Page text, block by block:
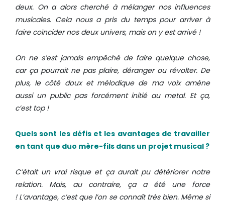
deux. On a alors cherché à mélanger nos influences
musicales. Cela nous a pris du temps pour arriver à
faire coïncider nos deux univers, mais on y est arrivé !
On ne s’est jamais empêché de faire quelque chose,
car ça pourrait ne pas plaire, déranger ou révolter. De
plus, le côté doux et mélodique de ma voix amène
aussi un public pas forcément initié au metal. Et ça,
c’est top !
Quels sont les défis et les avantages de travailler
en tant que duo mère-fils dans un projet musical ?
C’était un vrai risque et ça aurait pu détériorer notre
relation. Mais, au contraire, ça a été une force
! L’avantage, c’est que l’on se connaît très bien. Même si